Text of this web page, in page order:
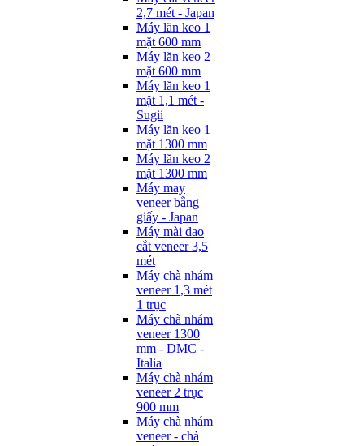
2,7 mét - Japan
Máy lăn keo 1
mặt 600 mm
Máy lăn keo 2
mặt 600 mm
Máy lăn keo 1
mặt 1,1 mét -
Sugii
Máy lăn keo 1
mặt 1300 mm
Máy lăn keo 2
mặt 1300 mm
Máy may
veneer bằng
giấy - Japan
Máy mài dao
cắt veneer 3,5
mét
Máy chà nhám
veneer 1,3 mét
1 trục
Máy chà nhám
veneer 1300
mm - DMC -
Italia
Máy chà nhám
veneer 2 trục
900 mm
Máy chà nhám
veneer - chà